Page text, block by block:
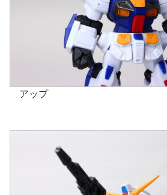
アップ